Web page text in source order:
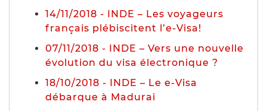
14/11/2018 - INDE – Les voyageurs
français plébiscitent l’e-Visa!
07/11/2018 - INDE – Vers une nouvelle
évolution du visa électronique ?
18/10/2018 - INDE – Le e-Visa
débarque à Madurai